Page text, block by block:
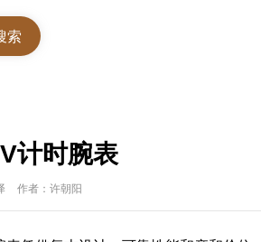
计时腕表
作者：许朝阳